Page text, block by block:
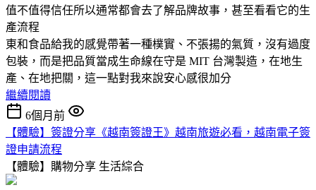
值不值得信任所以通常都會去了解品牌故事，甚至看看它的生
產流程
東和食品給我的感覺帶著一種樸實、不張揚的氣質，沒有過度
包裝，而是把品質當成生命線在守是 MIT 台灣製造，在地生
產、在地把關，這一點對我來說安心感很加分
繼續閱讀
6個月前
【體驗】簽證分享《越南簽證王》越南旅遊必看，越南電子簽
證申請流程
【體驗】購物分享 生活綜合